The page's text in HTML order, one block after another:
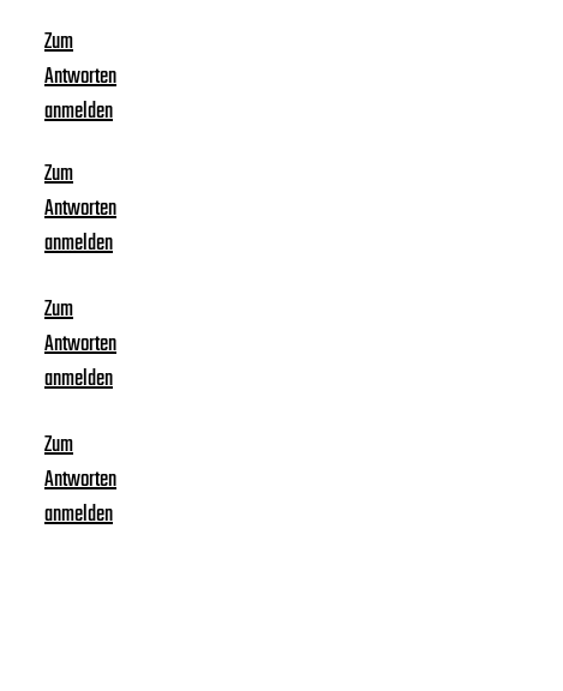
Zum
Antworten
anmelden
Zum
Antworten
anmelden
Zum
Antworten
anmelden
Zum
Antworten
anmelden